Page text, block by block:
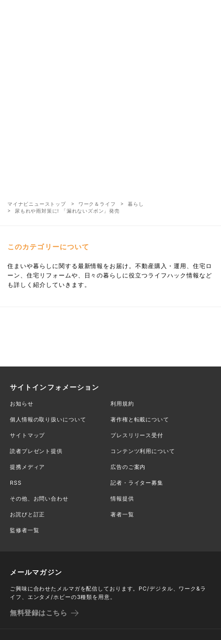
マイナビニューストップ ワーク＆ライフ
暮らし
尿もれや雨対策に! 「漏れないズボン」発売
このカテゴリーについて
住まいや暮らしに関する最新情報をお届け。不動産購入・運用、住宅ロ
ーン、住宅リフォームや、日々の暮らしに役立つライフハック情報など
も詳しく紹介していきます。
サイトインフォメーション
お知らせ 利用規約
個人情報の取り扱いについて 著作権と転載について
サイトマップ プレスリリース受付
読者プレゼント提供 コンテンツ利用について
提携メディア 広告のご案内
RSS 記者・ライター募集
その他、お問い合わせ 情報提供
お詫びと訂正 著者一覧
監修者一覧
メールマガジン
ご興味に合わせたメルマガを配信しております。PC/デジタル、ワーク&ラ
イフ、エンタメ/ホビーの3種類を用意。
無料登録はこちら